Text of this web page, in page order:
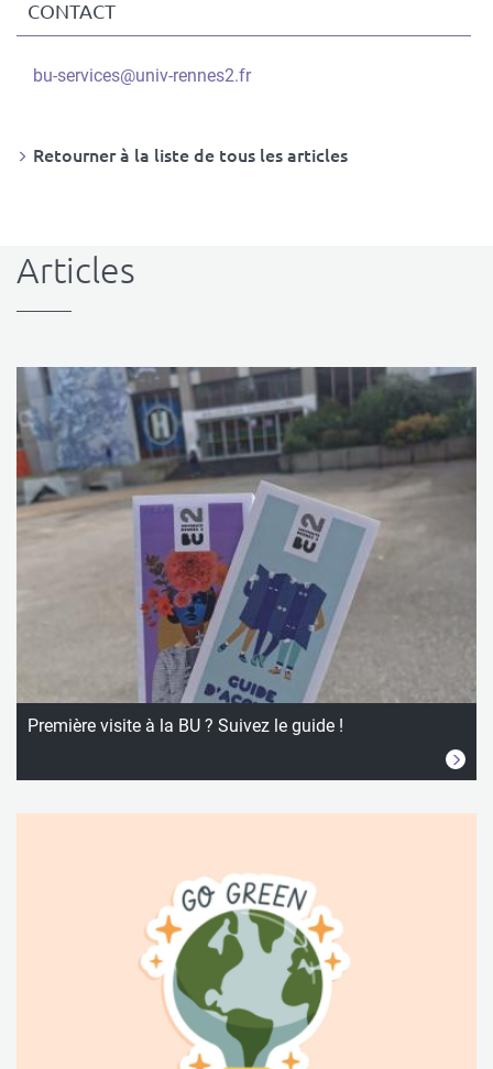
CONTACT
Informations
Courriel
bu-services@univ-rennes2.fr
Retourner à la liste de tous les articles
Articles
Première visite à la BU ? Suivez le guide !